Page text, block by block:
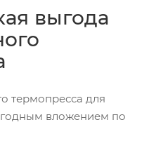
выгода
термопресса для
вложением по